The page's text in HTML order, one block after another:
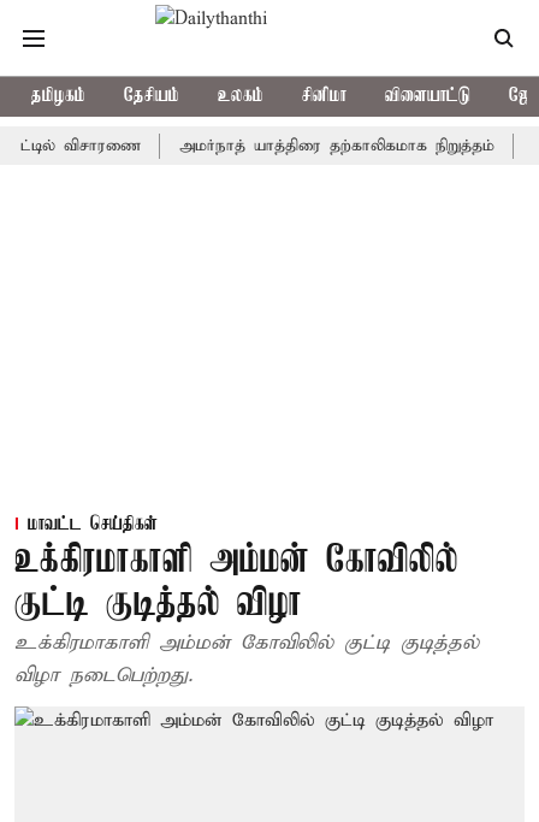
தமிழகம் தேசியம் உலகம் சினிமா விளையாட்டு
விசாரணை அமர்நாத் யாத்திரை தற்காலிகமாக நிறுத்தம்
மாவட்ட செய்திகள்
உக்கிரமாகாளி அம்மன் கோவிலில்
குட்டி குடித்தல் விழா
உக்கிரமாகாளி அம்மன் கோவிலில் குட்டி குடித்தல்
விழா நடைபெற்றது.